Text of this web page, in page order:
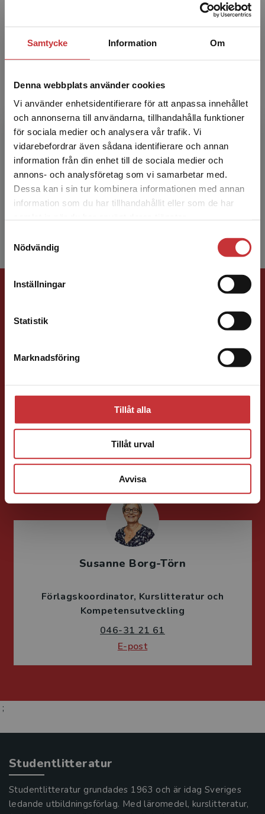
Samtycke Information Om
Denna webbplats använder cookies
Vi använder enhetsidentifierare för att anpassa innehållet
och annonserna till användarna, tillhandahålla funktioner
för sociala medier och analysera vår trafik. Vi
vidarebefordrar även sådana identifierare och annan
information från din enhet till de sociala medier och
annons- och analysföretag som vi samarbetar med.
Dessa kan i sin tur kombinera informationen med annan
information som du har tillhandahållit eller som de har
Nödvändig
Inställningar
Statistik
Marknadsföring
Tillåt alla
Tillåt urval
Avvisa
Begränsad fraktregion
Det verkar som att du besöker
studentlitteratur.se via en enhet utanför Sverige.
Vi erbjuder inte leveranser utanför Sverige. För
att kunna slutföra ett köp måste
tidigare varit forskningsledare i juridik vid Sieps,
Svenska inst...
Jörgen Hettne
Jörgen Hettne är docent i EU-rätt på
Institutionen för handelsrätt vid Lunds
universitet och föreståndare vid Centrum för
Europaforskning i Lund. H...
Förläggare
Juridik, kriminologi och polis
046-31 22 91
E-post
Susanne Borg-Törn
Förlagskoordinator Kurslitteratur och
Kompetensutveckling
046-31 21 61
E-post
;
Studentlitteratur
Studentlitteratur grundades 1963 och är idag Sveriges
ledande utbildningsförlag. Med läromedel, kurslitteratur,